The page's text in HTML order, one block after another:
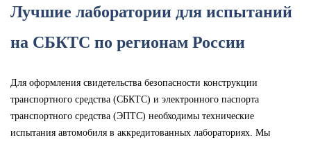
Лучшие лаборатории для испытаний
на СБКТС по регионам России
Для оформления свидетельства безопасности конструкции
транспортного средства (СБКТС) и электронного паспорта
транспортного средства (ЭПТС) необходимы технические
испытания автомобиля в аккредитованных лабораториях. Мы